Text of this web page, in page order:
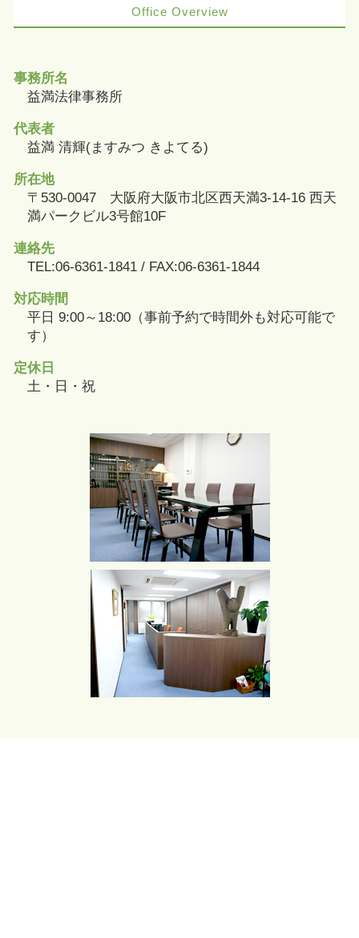
Office Overview
事務所名
益満法律事務所
代表者
益満 清輝(ますみつ きよてる)
所在地
〒530-0047 大阪府大阪市北区西天満3-14-16 西天
満パークビル3号館10F
連絡先
TEL:06-6361-1841 / FAX:06-6361-1844
対応時間
平日 9:00～18:00（事前予約で時間外も対応可能で
す）
定休日
土・日・祝